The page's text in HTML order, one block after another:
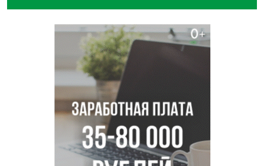
Прогноз погоды на 8-9 августа в Новосибирске сделали
Площадки для контроля перегруза начали строить на
въездах в Новосибирск
Дольщики долгостроя на Титова в Новосибирске
получили ключи от квартир
Доля рыночной ипотеки в России превысила 50% по
итогам июля 2026 года